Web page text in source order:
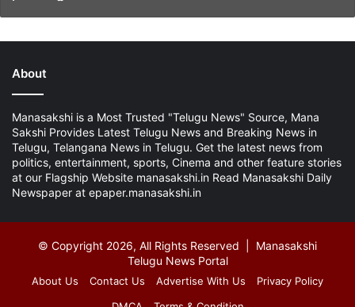
About
Manasakshi is a Most Trusted "Telugu News" Source, Mana
Sakshi Provides Latest Telugu News and Breaking News in
Telugu, Telangana News in Telugu. Get the latest news from
politics, entertainment, sports, Cinema and other feature stories
at our Flagship Website manasakshi.in Read Manasakshi Daily
Newspaper at epaper.manasakshi.in
© Copyright 2026, All Rights Reserved | Manasakshi
Telugu News Portal
About Us Contact Us Advertise With Us
Privacy Policy